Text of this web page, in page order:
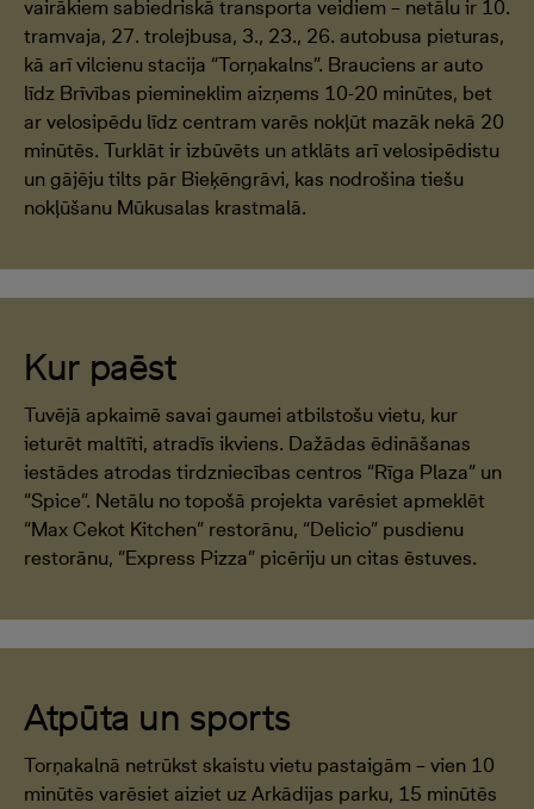
vairākiem sabiedriskā transporta veidiem – netālu ir 10.
tramvaja, 27. trolejbusa, 3., 23., 26. autobusa pieturas,
kā arī vilcienu stacija “Torņakalns”. Brauciens ar auto
līdz Brīvības piemineklim aizņems 10-20 minūtes, bet
ar velosipēdu līdz centram varēs nokļūt mazāk nekā 20
minūtēs. Turklāt ir izbūvēts un atklāts arī velosipēdistu
un gājēju tilts pār Bieķēngrāvi, kas nodrošina tiešu
nokļūšanu Mūkusalas krastmalā.
Kur paēst
Tuvējā apkaimē savai gaumei atbilstošu vietu, kur
ieturēt maltīti, atradīs ikviens. Dažādas ēdināšanas
iestādes atrodas tirdzniecības centros “Rīga Plaza” un
“Spice”. Netālu no topošā projekta varēsiet apmeklēt
“Max Cekot Kitchen” restorānu, “Delicio” pusdienu
restorānu, “Express Pizza” picēriju un citas ēstuves.
Atpūta un sports
Torņakalnā netrūkst skaistu vietu pastaigām – vien 10
minūtēs varēsiet aiziet uz Arkādijas parku, 15 minūtēs